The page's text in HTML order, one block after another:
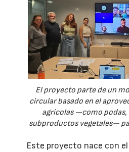
El proyecto parte de un
circular basado en el
agrícolas —como podas,
subproductos vegetales—
Este proyecto nace con